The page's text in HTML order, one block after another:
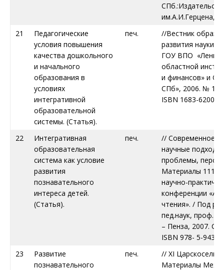
им.А.И.Герцена,
21
Педагогические
условия повышения
качества дошкольного
и начального
образования в
условиях
интегративной
образовательной
системы. (Статья).
печ.
//Вестник
развития науки
ГОУ ВПО
областной
и финансов» и
СПб», 2006. № 11
ISBN 1683-6200
22
Интегративная
образовательная
система как условие
развития
познавательного
интереса детей.
(Статья).
печ.
// Современное
научные
проблемы,
Материалы 111
научно-
конференции
чтения». / Под
пед.наук, проф.
– Пенза, 2007.
ISBN 978- 5-
23
Развитие
познавательного
печ.
// ХI
Материалы